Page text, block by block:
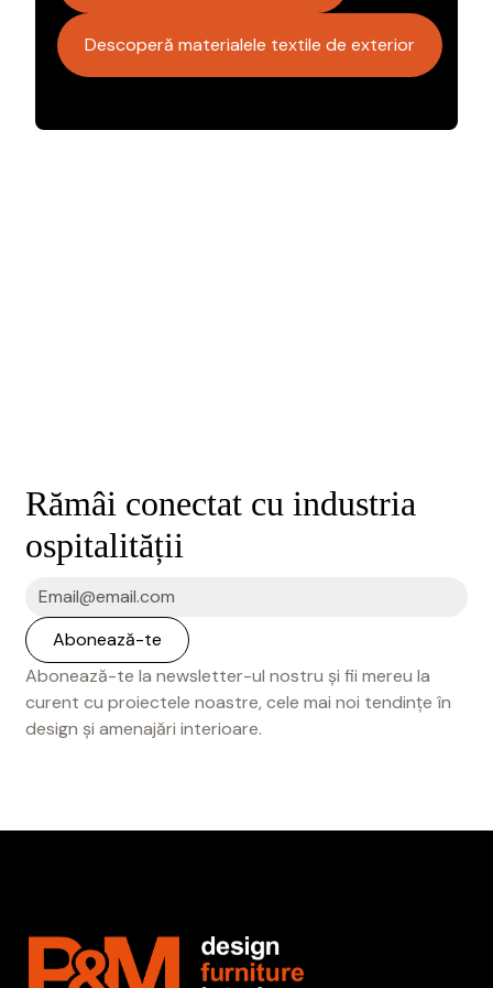
Descoperă materialele textile de exterior
Rămâi conectat cu industria
ospitalității
Abonează-te la newsletter-ul nostru și fii mereu la
curent cu proiectele noastre, cele mai noi tendințe în
design și amenajări interioare.